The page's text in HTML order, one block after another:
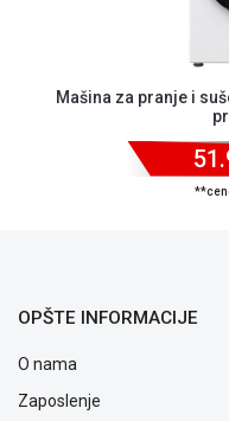
Način
Mašina za pranje i
OPŠTE INFORMACIJE
O nama
Zaposlenje